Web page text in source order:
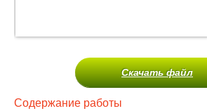
Скачать файл
Содержание работы